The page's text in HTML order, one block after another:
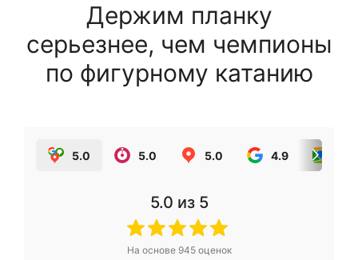
Держим планку
серьезнее, чем чемпионы
по фигурному катанию
5.0 5.0 5.0 4.9
5.0 из 5
На основе 945оценок